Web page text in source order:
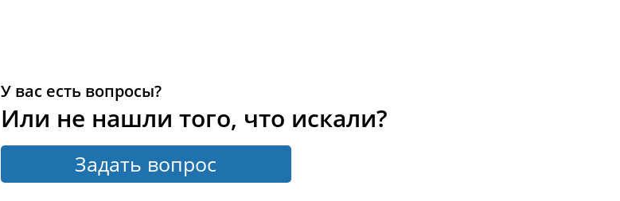
У вас есть вопросы?
Или не нашли того, что искали?
Задать вопрос